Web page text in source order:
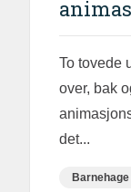
To tovede
over, bak
det...